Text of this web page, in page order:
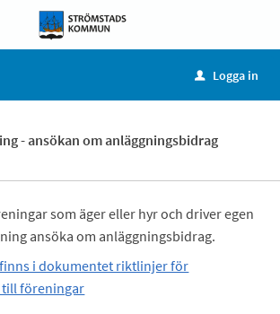
u Logga in
- ansökan om anläggningsbidrag
som äger eller hyr och driver egen
ansöka om anläggningsbidrag.
i dokumentet riktlinjer för
föreningar